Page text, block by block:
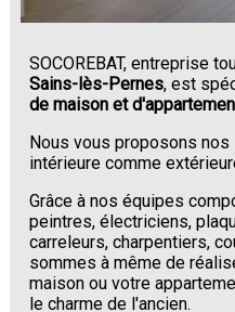
SOCOREBAT, entreprise
Sains-lès-Pernes, est
de maison et
Nous vous proposons
intérieure comme
Grâce à nos équipes
peintres, électriciens,
carreleurs, charpentiers,
sommes à même de
maison ou votre
le charme de l'ancien.